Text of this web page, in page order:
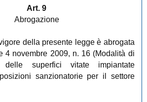
Art. 9
Abrogazione
della presente legge è abrogata
4 novembre 2009, n. 16 (Modalità di
delle superfici vitate impiantate
sanzionatorie per il settore